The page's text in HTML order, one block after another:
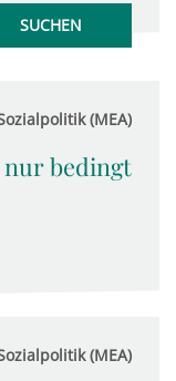
(MEA)
nur bedingt
(MEA)